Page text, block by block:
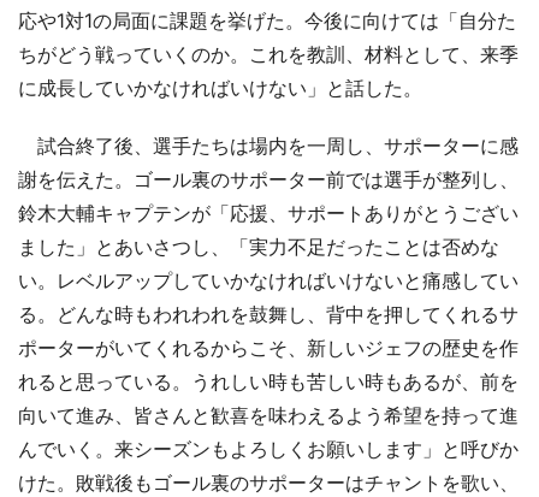
応や1対1の局面に課題を挙げた。今後に向けては「自分た
ちがどう戦っていくのか。これを教訓、材料として、来季
に成長していかなければいけない」と話した。
試合終了後、選手たちは場内を一周し、サポーターに感
謝を伝えた。ゴール裏のサポーター前では選手が整列し、
鈴木大輔キャプテンが「応援、サポートありがとうござい
ました」とあいさつし、「実力不足だったことは否めな
い。レベルアップしていかなければいけないと痛感してい
る。どんな時もわれわれを鼓舞し、背中を押してくれるサ
ポーターがいてくれるからこそ、新しいジェフの歴史を作
れると思っている。うれしい時も苦しい時もあるが、前を
向いて進み、皆さんと歓喜を味わえるよう希望を持って進
んでいく。来シーズンもよろしくお願いします」と呼びか
けた。敗戦後もゴール裏のサポーターはチャントを歌い、